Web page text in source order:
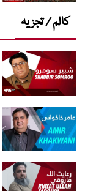
کالم / تجزیہ